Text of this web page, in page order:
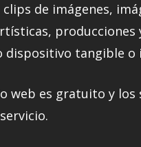
clips de imágenes,
dispositivo tangible
web es gratuito y